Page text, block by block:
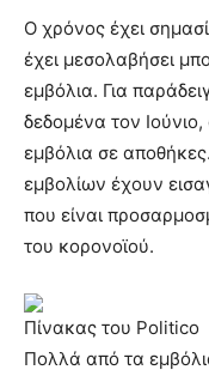
Ο χρόνος έχει
έχει μεσολαβήσει
εμβόλια. Για
δεδομένα τον
εμβόλια σε
εμβολίων έχουν
που είναι
του κορονοϊού.
Πίνακας του Politico
Πολλά από τα